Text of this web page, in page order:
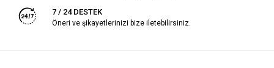
7 / 24 DESTEK
Öneri ve şikayetlerinizi bize iletebilirsiniz.